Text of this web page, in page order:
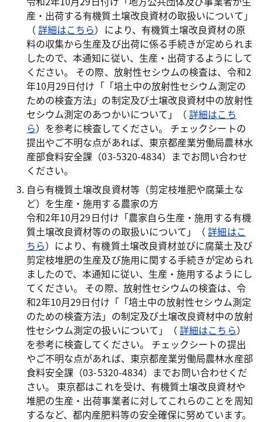
産・出荷する有機質土壌改良資材の取扱いについて」
（ 詳細はこちら）により、有機質土壌改良資材の原
料の収集から生産及び出荷に係る手続きが定められま
したので、本通知に従い、生産・出荷するようにして
ください。 その際、放射性セシウムの検査は、令和2
年10月29日付け「「培土中の放射性セシウム測定の
ための検査方法」の制定及び土壌改良資材中の放射性
セシウム測定のあつかいについて」（詳細はこち
ら）を参考に検査してください。 チェックシートの
提出やご不明な点があれば、東京都産業労働局農林水
産部食料安全課（03-5320-4834）までお問い合わせ
ください。
自ら有機質土壌改良資材等（剪定枝堆肥や腐葉土な
ど）を生産・施用する農家の方
令和2年10月29日付け「農家自ら生産・施用する有機
質土壌改良資材等のの取扱いについて」（詳細はこ
ちら）により、有機質土壌改良資材並びに腐葉土及び
剪定枝堆肥の生産及び施用に関する手続きが定められ
ましたので、本通知に従い、生産・施用するようにし
てください。 その際、放射性セシウムの検査は、令
和2年10月29日付け「「培土中の放射性セシウム測定
のための検査方法」の制定及び土壌改良資材中の放射
性セシウム測定の扱いについて」（詳細はこちら）
を参考に検査してください。 チェックシートの提出
やご不明な点があれば、東京都産業労働局農林水産部
食料安全課（03-5320-4834）までお問い合わせくだ
さい。 東京都はこれを受け、有機質土壌改良資材や
堆肥の生産・出荷事業者に対してこれらのことを周知
するなど、都内産肥料等の安全確保に努めています。